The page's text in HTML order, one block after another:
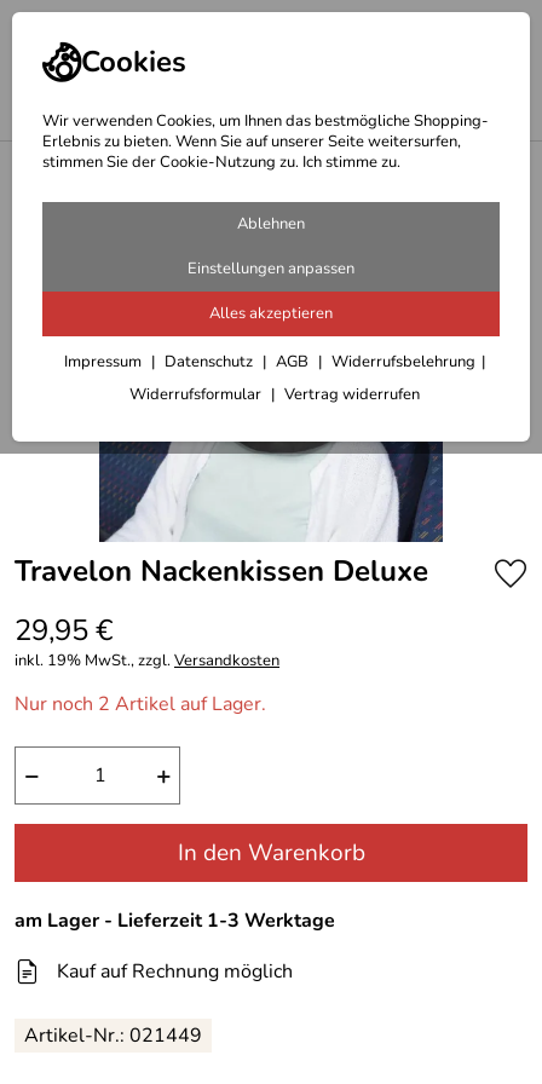
Cookies
Wir verwenden Cookies, um Ihnen das bestmögliche Shopping-
Erlebnis zu bieten. Wenn Sie auf unserer Seite weitersurfen,
stimmen Sie der Cookie-Nutzung zu. Ich stimme zu.
Ablehnen
Einstellungen anpassen
Alles akzeptieren
Impressum Datenschutz AGB
Widerrufsbelehrung
Widerrufsformular
Vertrag widerrufen
Geschenkideen Outdoor
Travelon Nackenkissen Deluxe
29,95 €
inkl. 19% MwSt., zzgl.Versandkosten
Nur noch 2 Artikel auf Lager.
− +
In den Warenkorb
am Lager - Lieferzeit 1-3 Werktage
Kauf auf Rechnung möglich
Artikel-Nr.: 021449